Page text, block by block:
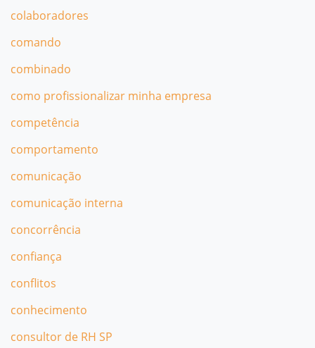
colaboradores
comando
combinado
como profissionalizar minha empresa
competência
comportamento
comunicação
comunicação interna
concorrência
confiança
conflitos
conhecimento
consultor de RH SP